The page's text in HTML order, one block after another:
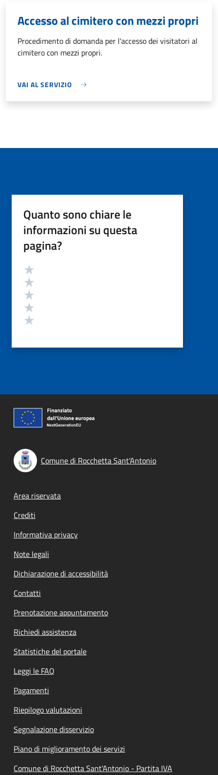
Accesso al cimitero con mezzi propri
Procedimento di domanda per l'accesso dei visitatori al
cimitero con mezzi propri.
VAI AL SERVIZIO
Quanto sono chiare le
informazioni su questa
pagina?
Valutazione
Comune di Rocchetta Sant'Antonio
Footer menu
Area riservata
Crediti
Informativa privacy
Note legali
Dichiarazione di accessibilità
Contatti
Prenotazione appuntamento
Richiedi assistenza
Statistiche del portale
Leggi le FAQ
Pagamenti
Riepilogo valutazioni
Segnalazione disservizio
Piano di miglioramento dei servizi
Comune di Rocchetta Sant'Antonio - Partita IVA